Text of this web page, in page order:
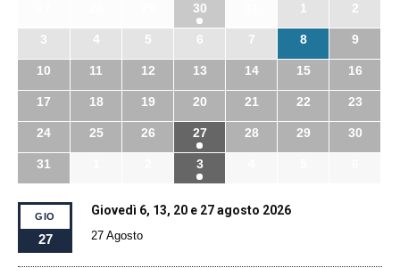
30 1 2
3 4 5 6 7 8 9
10 11 12 13 14 15 16
17 18 19 20 21 22 23
24 25 26 27 28 29 30
31 3
GIO
27
Giovedì 6, 13, 20 e 27 agosto 2026
27 Agosto